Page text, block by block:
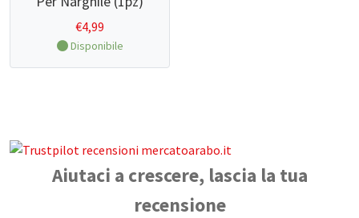
MACELLERIA
INGROSSO
€4,99
Disponibile
Aiutaci a crescere, lascia la tua
recensione